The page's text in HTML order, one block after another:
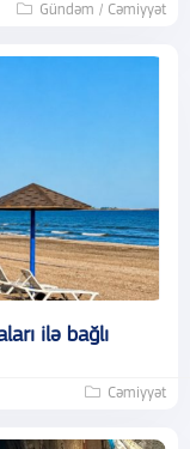
Gündəm / Cəmiyyət
ilə bağlı
Cəmiyyət